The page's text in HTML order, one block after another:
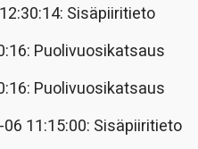
Sisäpiiritieto
Puolivuosikatsaus
Puolivuosikatsaus
11:15:00: Sisäpiiritieto